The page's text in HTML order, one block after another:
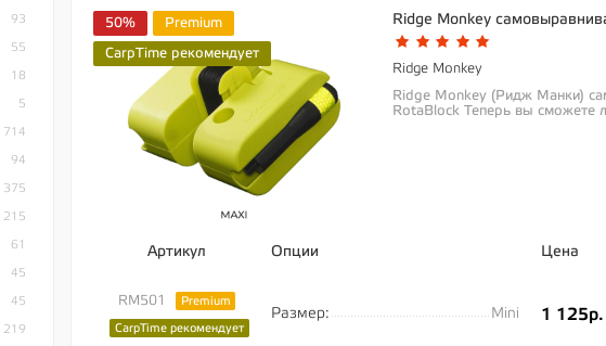
93
55
18
5
714
94
375
215
61
45
45
219
50%
Premium
CarpTime рекомендует
Ridge Monkey
Ridge Monkey
Ridge Monkey (Ридж Манки)
RotaBlock Теперь вы сможете
Артикул Опции Цена
RM501
Premium
CarpTime рекомендует
Размер: Mini 1 125р.